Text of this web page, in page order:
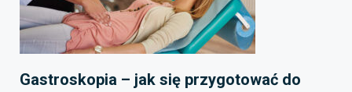
Gastroskopia – jak się przygotować do